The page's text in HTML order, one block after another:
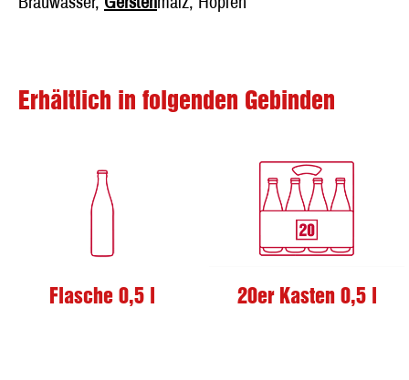
Erhältlich in folgenden Gebinden
Flasche 0,5 l 20er Kasten 0,5 l